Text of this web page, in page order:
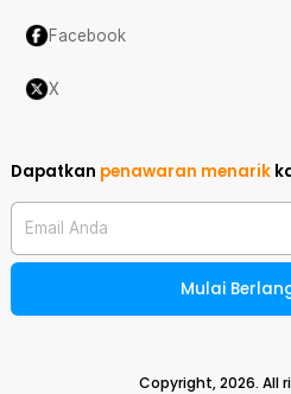
Facebook
X
Dapatkan penawaran menarik
Email Anda
Mulai
Copyright,2026. All